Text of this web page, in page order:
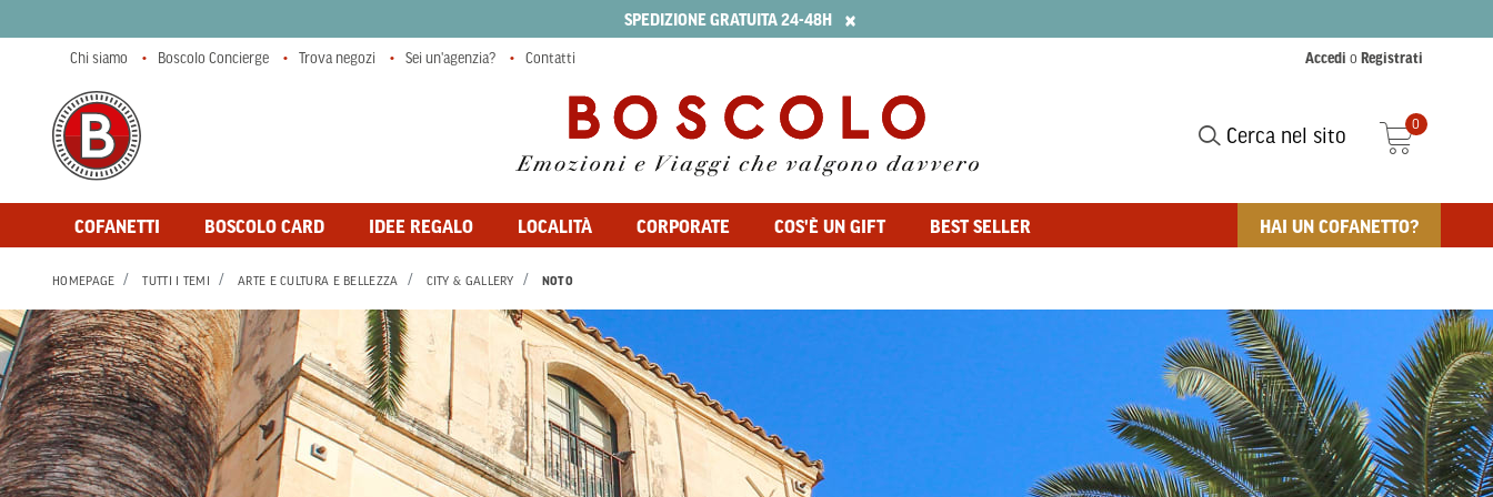
SPEDIZIONE GRATUITA 24-48H ×
Cerca nel sito
0
COFANETTI BOSCOLO CARD IDEE REGALO LOCALITÀ CORPORATE COS'È UN GIFT BEST SELLER HAI UN COFANETTO?
Chi siamo Boscolo Concierge Trova negozi Sei un'agenzia? Contatti Accedi o Registrati
HOMEPAGE TUTTI I TEMI ARTE E CULTURA E BELLEZZA CITY & GALLERY NOTO